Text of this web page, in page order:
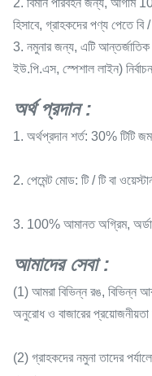
2. বিমান পরিবহন জন্য, আগাম
হিসাবে, গ্রাহকদের পণ্য পেতে
3. নমুনার জন্য, এটি
ইউ.পি.এস, স্পেশাল লাইন)
অর্থ প্রদান :
1. অর্থপ্রদান শর্ত: 30% টিটি
2. পেমেন্ট মোড: টি / টি বা
3. 100% আমানত অগ্রিম,
আমাদের সেবা :
(1) আমরা বিভিন্ন রঙ, বিভিন্ন
অনুরোধ ও বাজারের প্রয়োজনীয়তা
(2) গ্রাহকদের নমুনা তাদের